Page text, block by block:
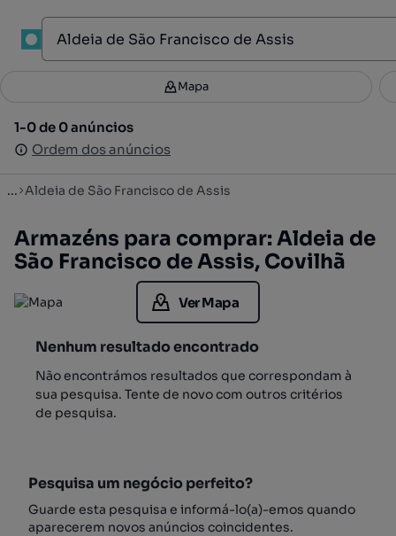
Filtros 2
1-0 de 0 anúncios
Ordem dos anúncios
Mapa
1-0 de 0 anúncios
Ordem dos anúncios
... Aldeia de São Francisco de Assis
Armazéns para comprar: Aldeia de
São Francisco de Assis, Covilhã
Ver Mapa
Nenhum resultado encontrado
Não encontrámos resultados que correspondam à
sua pesquisa. Tente de novo com outros critérios
de pesquisa.
Pesquisa um negócio perfeito?
Guarde esta pesquisa e informá-lo(a)-emos quando
aparecerem novos anúncios coincidentes.